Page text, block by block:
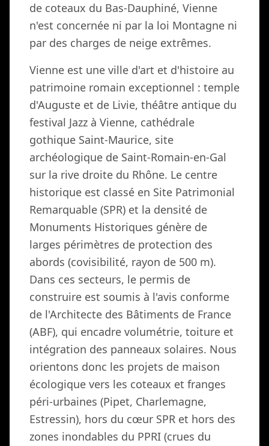
de coteaux du Bas-Dauphiné, Vienne
n'est concernée ni par la loi Montagne ni
par des charges de neige extrêmes.
Vienne est une ville d'art et d'histoire au
patrimoine romain exceptionnel : temple
d'Auguste et de Livie, théâtre antique du
festival Jazz à Vienne, cathédrale
gothique Saint-Maurice, site
archéologique de Saint-Romain-en-Gal
sur la rive droite du Rhône. Le centre
historique est classé en Site Patrimonial
Remarquable (SPR) et la densité de
Monuments Historiques génère de
larges périmètres de protection des
abords (covisibilité, rayon de 500 m).
Dans ces secteurs, le permis de
construire est soumis à l'avis conforme
de l'Architecte des Bâtiments de France
(ABF), qui encadre volumétrie, toiture et
intégration des panneaux solaires. Nous
orientons donc les projets de maison
écologique vers les coteaux et franges
péri-urbaines (Pipet, Charlemagne,
Estressin), hors du cœur SPR et hors des
zones inondables du PPRI (crues du